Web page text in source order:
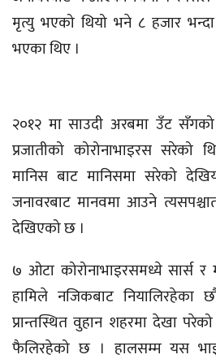
मृत्यु भएको थियो भने ८ हजार
भएका थिए ।
२०१२ मा साउदी अरबमा उँट
प्रजातीको कोरोनाभाइरस सरेको
मानिस बाट मानिसमा सरेको
जनावरबाट मानवमा आउने
देखिएको छ ।
७ ओटा कोरोनाभाइरसमध्ये सार्स र
हामिले नजिकबाट
प्रान्तस्थित वुहान शहरमा देखा
फैलिरहेको छ । हालसम्म यस